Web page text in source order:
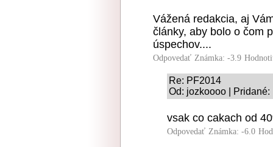
Vážená redakcia, aj
články, aby bolo o čom
úspechov....
Odpovedať Známka: -3.9
Re: PF2014
Od: jozkoooo | Pridané:
vsak co cakach od
Odpovedať Známka: -6.0